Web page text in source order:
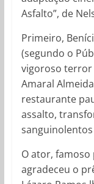
Asfalto”, de
Primeiro,
(segundo o
vigoroso terror
Amaral
restaurante
assalto,
O ator,
agradeceu o